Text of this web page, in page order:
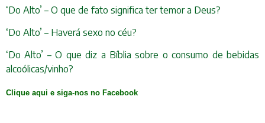
‘Do Alto’ – O que de fato significa ter temor a Deus?
‘Do Alto’ – Haverá sexo no céu?
‘Do Alto’ – O que diz a Bíblia sobre o consumo de bebidas
alcoólicas/vinho?
Clique aqui e siga-nos no Facebook